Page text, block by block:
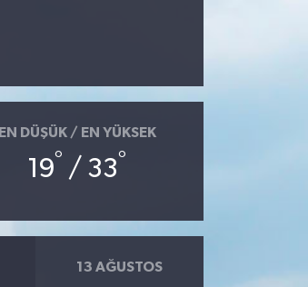
EN DÜŞÜK / EN YÜKSEK
19° / 33°
13 AĞUSTOS